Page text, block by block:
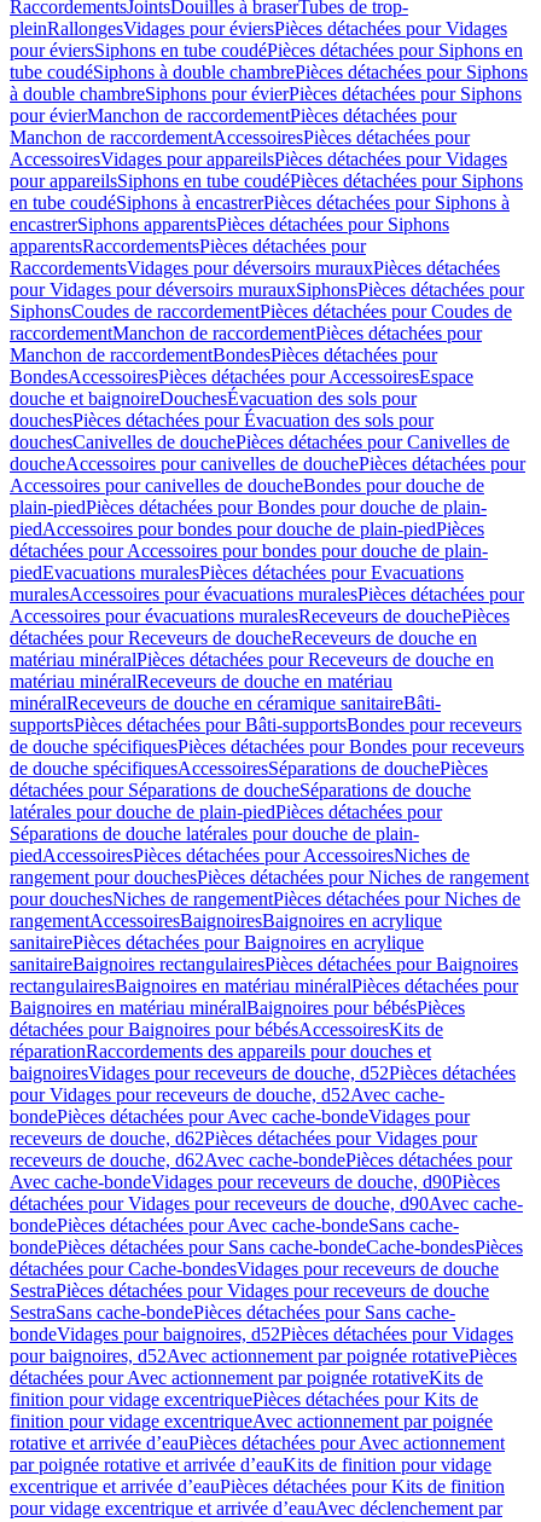
RaccordementsJointsDouilles à braserTubes de trop-
pleinRallongesVidages pour éviersPièces détachées pour Vidages
pour éviersSiphons en tube coudéPièces détachées pour Siphons en
tube coudéSiphons à double chambrePièces détachées pour Siphons
à double chambreSiphons pour évierPièces détachées pour Siphons
pour évierManchon de raccordementPièces détachées pour
Manchon de raccordementAccessoiresPièces détachées pour
AccessoiresVidages pour appareilsPièces détachées pour Vidages
pour appareilsSiphons en tube coudéPièces détachées pour Siphons
en tube coudéSiphons à encastrerPièces détachées pour Siphons à
encastrerSiphons apparentsPièces détachées pour Siphons
apparentsRaccordementsPièces détachées pour
RaccordementsVidages pour déversoirs murauxPièces détachées
pour Vidages pour déversoirs murauxSiphonsPièces détachées pour
SiphonsCoudes de raccordementPièces détachées pour Coudes de
raccordementManchon de raccordementPièces détachées pour
Manchon de raccordementBondesPièces détachées pour
BondesAccessoiresPièces détachées pour AccessoiresEspace
douche et baignoireDouchesÉvacuation des sols pour
douchesPièces détachées pour Évacuation des sols pour
douchesCanivelles de douchePièces détachées pour Canivelles de
doucheAccessoires pour canivelles de douchePièces détachées pour
Accessoires pour canivelles de doucheBondes pour douche de
plain-piedPièces détachées pour Bondes pour douche de plain-
piedAccessoires pour bondes pour douche de plain-piedPièces
détachées pour Accessoires pour bondes pour douche de plain-
piedEvacuations muralesPièces détachées pour Evacuations
muralesAccessoires pour évacuations muralesPièces détachées pour
Accessoires pour évacuations muralesReceveurs de douchePièces
détachées pour Receveurs de doucheReceveurs de douche en
matériau minéralPièces détachées pour Receveurs de douche en
matériau minéralReceveurs de douche en matériau
minéralReceveurs de douche en céramique sanitaireBâti-
supportsPièces détachées pour Bâti-supportsBondes pour receveurs
de douche spécifiquesPièces détachées pour Bondes pour receveurs
de douche spécifiquesAccessoiresSéparations de douchePièces
détachées pour Séparations de doucheSéparations de douche
latérales pour douche de plain-piedPièces détachées pour
Séparations de douche latérales pour douche de plain-
piedAccessoiresPièces détachées pour AccessoiresNiches de
rangement pour douchesPièces détachées pour Niches de rangement
pour douchesNiches de rangementPièces détachées pour Niches de
rangementAccessoiresBaignoiresBaignoires en acrylique
sanitairePièces détachées pour Baignoires en acrylique
sanitaireBaignoires rectangulairesPièces détachées pour Baignoires
rectangulairesBaignoires en matériau minéralPièces détachées pour
Baignoires en matériau minéralBaignoires pour bébésPièces
détachées pour Baignoires pour bébésAccessoiresKits de
réparationRaccordements des appareils pour douches et
baignoiresVidages pour receveurs de douche, d52Pièces détachées
pour Vidages pour receveurs de douche, d52Avec cache-
bondePièces détachées pour Avec cache-bondeVidages pour
receveurs de douche, d62Pièces détachées pour Vidages pour
receveurs de douche, d62Avec cache-bondePièces détachées pour
Avec cache-bondeVidages pour receveurs de douche, d90Pièces
détachées pour Vidages pour receveurs de douche, d90Avec cache-
bondePièces détachées pour Avec cache-bondeSans cache-
bondePièces détachées pour Sans cache-bondeCache-bondesPièces
détachées pour Cache-bondesVidages pour receveurs de douche
SestraPièces détachées pour Vidages pour receveurs de douche
SestraSans cache-bondePièces détachées pour Sans cache-
bondeVidages pour baignoires, d52Pièces détachées pour Vidages
pour baignoires, d52Avec actionnement par poignée rotativePièces
détachées pour Avec actionnement par poignée rotativeKits de
finition pour vidage excentriquePièces détachées pour Kits de
finition pour vidage excentriqueAvec actionnement par poignée
rotative et arrivée d’eauPièces détachées pour Avec actionnement
par poignée rotative et arrivée d’eauKits de finition pour vidage
excentrique et arrivée d’eauPièces détachées pour Kits de finition
pour vidage excentrique et arrivée d’eauAvec déclenchement par